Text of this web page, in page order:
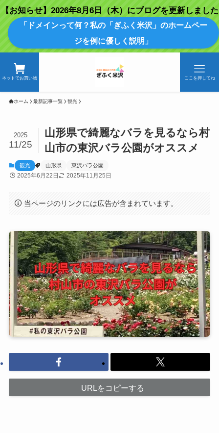
【お知らせ】2026年8月6日（木）にブログを更新しました
「ドメインって何？私の「ぎふく米沢」のホームペー
ジを例に優しく説明」
ネットでお買い物 ここを押してね
ホーム 最新記事一覧 観光
山形県で綺麗なバラを見るなら村
山市の東沢バラ公園がオススメ
2025
11/25
観光 山形県 東沢バラ公園
2025年6月22日 2025年11月25日
当ページのリンクには広告が含まれています。
URLをコピーする